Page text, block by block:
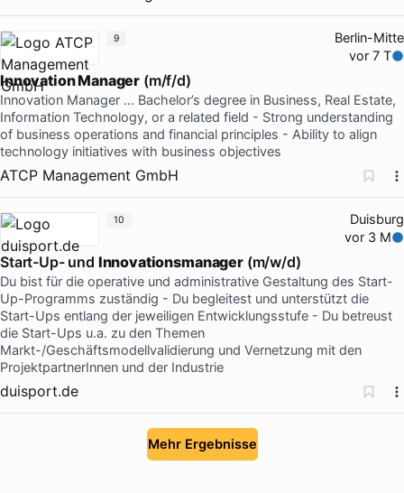
Berlin-Mitte
vor 7 T
Innovation Manager (m/f/d)
Innovation Manager … Bachelor’s degree in Business, Real Estate,
Information Technology, or a related field - Strong understanding
of business operations and financial principles - Ability to align
technology initiatives with business objectives
ATCP Management GmbH
9
Duisburg
vor 3 M
Start-Up- und Innovationsmanager(m/w/d)
Du bist für die operative und administrative Gestaltung des Start-
Up-Programms zuständig - Du begleitest und unterstützt die
Start-Ups entlang der jeweiligen Entwicklungsstufe - Du betreust
die Start-Ups u.a. zu den Themen
Markt-/Geschäftsmodellvalidierung und Vernetzung mit den
ProjektpartnerInnen und der Industrie
duisport.de
10
Mehr Ergebnisse